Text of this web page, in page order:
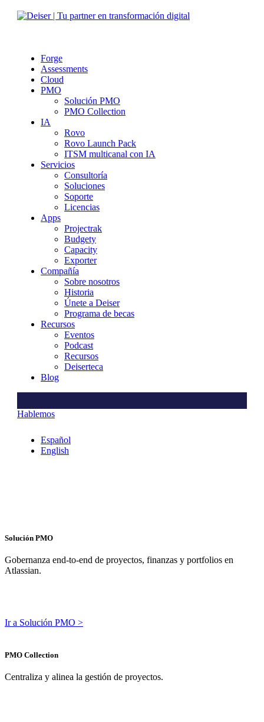
Forge
Assessments
Cloud
PMO
Solución PMO
PMO Collection
IA
Rovo
Rovo Launch Pack
ITSM multicanal con IA
Servicios
Consultoría
Soluciones
Soporte
Licencias
Apps
Projectrak
Budgety
Capacity
Exporter
Compañía
Sobre nosotros
Historia
Únete a Deiser
Programa de becas
Recursos
Eventos
Podcast
Recursos
Deiserteca
Blog
Hablemos
Español
English
Solución PMO
Gobernanza end-to-end de proyectos, finanzas y portfolios en
Atlassian.
Ir a Solución PMO >
PMO Collection
Centraliza y alinea la gestión de proyectos.